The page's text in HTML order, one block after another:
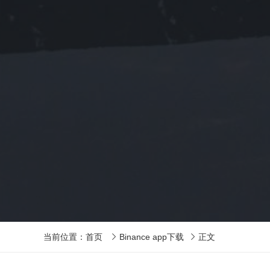
当前位置： 首页  Binance app下载  正文